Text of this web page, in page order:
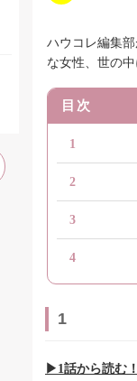
ハウコレ編集
な女性、世の
目次
1
2
3
4
1
▶︎1話から読む！